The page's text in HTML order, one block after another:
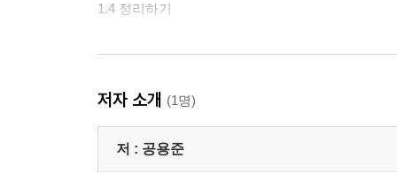
1.4 정리하기
2.1 ITIL이란 무엇인가?
2.2 ITIL V3와 IT서비스
2.3 ITIL의 요소 변화
저자 소개 (1명)
저 : 공용준